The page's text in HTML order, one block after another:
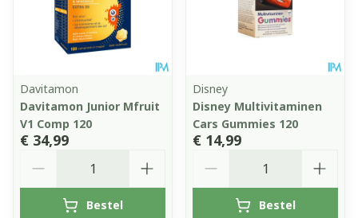
Davitamon
Davitamon Junior Mfruit
V1 Comp 120
€ 34,99
Bestel
Disney
Disney Multivitaminen
Cars Gummies 120
€ 14,99
Bestel